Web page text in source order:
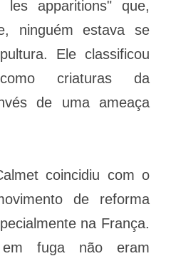
les apparitions" que,
ninguém estava se
Ele classificou
criaturas da
de uma ameaça
coincidiu com o
de reforma
na França.
fuga não eram